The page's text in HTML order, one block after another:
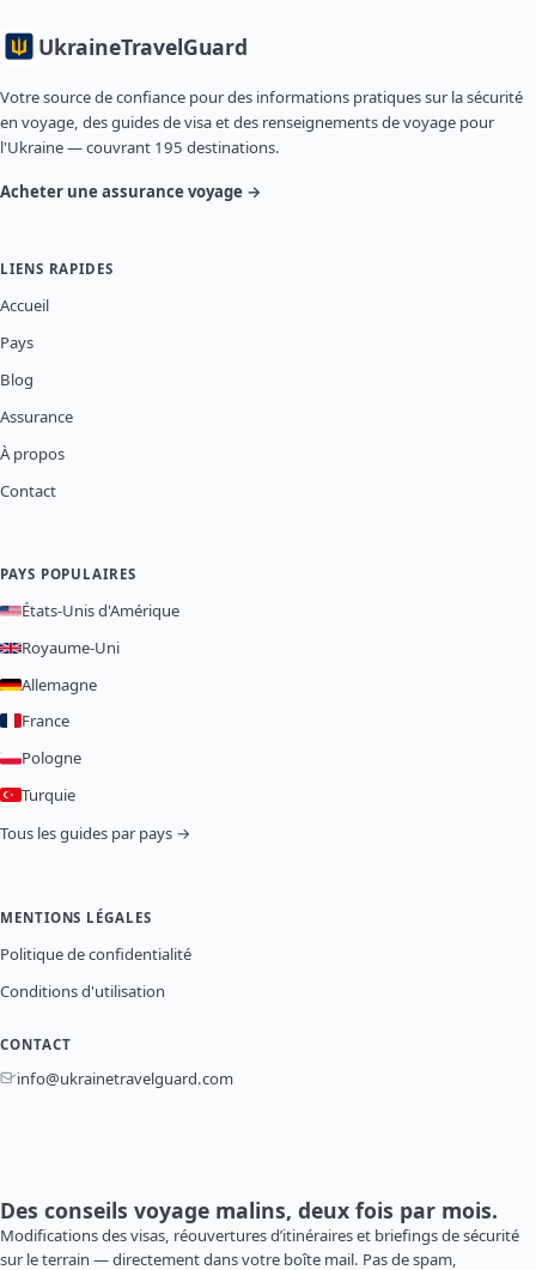
UkraineTravelGuard
Votre source de confiance pour des informations pratiques sur la sécurité
en voyage, des guides de visa et des renseignements de voyage pour
l'Ukraine — couvrant 195 destinations.
Acheter une assurance voyage →
LIENS RAPIDES
Accueil
Pays
Blog
Assurance
À propos
Contact
PAYS POPULAIRES
États-Unis d'Amérique
Royaume-Uni
Allemagne
France
Pologne
Turquie
Tous les guides par pays →
MENTIONS LÉGALES
Politique de confidentialité
Conditions d'utilisation
CONTACT
info@ukrainetravelguard.com
Des conseils voyage malins, deux fois par mois.
Modifications des visas, réouvertures d’itinéraires et briefings de sécurité
sur le terrain — directement dans votre boîte mail. Pas de spam,